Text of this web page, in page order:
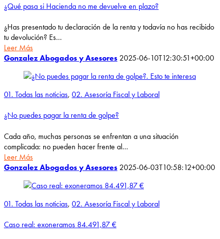
¿Qué pasa si Hacienda no me devuelve en plazo?
¿Has presentado tu declaración de la renta y todavía no has recibido
tu devolución? Es…
Leer Más
Gonzalez Abogados y Asesores 2025-06-10T12:30:51+00:00
01. Todas las noticias, 02. Asesoría Fiscal y Laboral
¿No puedes pagar la renta de golpe?
Cada año, muchas personas se enfrentan a una situación
complicada: no pueden hacer frente al…
Leer Más
Gonzalez Abogados y Asesores 2025-06-03T10:58:12+00:00
01. Todas las noticias, 02. Asesoría Fiscal y Laboral
Caso real: exoneramos 84.491,87 €